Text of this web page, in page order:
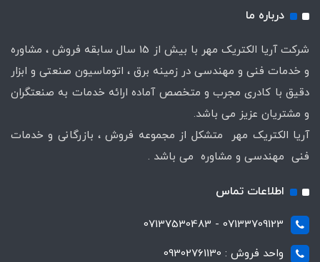
درباره ما
شرکت آریا الکتریک مهر با بیش از 15 سال سابقه فروش ، مشاوره
و خدمات فنی و مهندسی در زمینه برق ، اتوماسیون صنعتی و ابزار
دقیق با کادری مجرب و متخصص آماده ارائه خدمات به صنعتگران
و مشتریان عزیز می باشد.
آریا الکتریک مهر متشکل از مجموعه فروش ، بازرگانی و خدمات
فنی مهندسی و مشاوره می باشد .
اطلاعات تماس
07133709123 - 07137530483
واحد فروش : 09302761130